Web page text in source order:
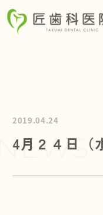
当院について
診療科目
2019.04.24
4月２４日（